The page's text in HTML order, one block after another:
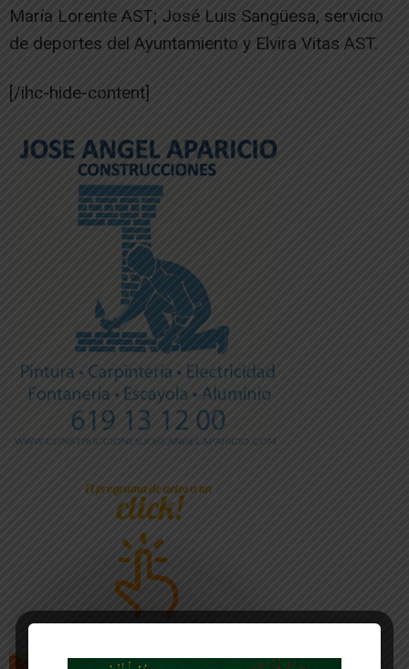
María Lorente AST; José Luis Sangüesa, servicio
de deportes del Ayuntamiento y Elvira Vitas AST.
[/ihc-hide-content]